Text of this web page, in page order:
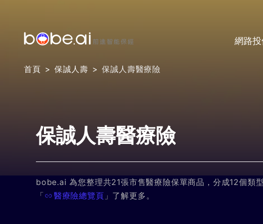
網路投
首頁 保誠人壽 保誠人壽醫療險
保誠人壽醫療險
bobe.ai 為您整理共21張市售醫療險保單商品，分成12個類
「
醫療險總覽頁 」了解更多。